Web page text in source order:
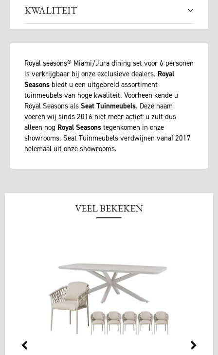
KWALITEIT
Royal seasons® Miami/Jura dining set voor 6 personen
is verkrijgbaar bij onze exclusieve dealers. Royal
Seasons biedt u een uitgebreid assortiment
tuinmeubels van hoge kwaliteit. Voorheen kende u
Royal Seasons als Seat Tuinmeubels. Deze naam
voeren wij sinds 2016 niet meer actief: u zult dus
alleen nog Royal Seasons tegenkomen in onze
showrooms. Seat Tuinmeubels verdwijnen vanaf 2017
helemaal uit onze showrooms.
VEEL BEKEKEN